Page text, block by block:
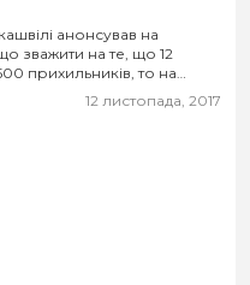
анонсував на
зважити на те, що 12
прихильників, то на
12 листопада, 2017